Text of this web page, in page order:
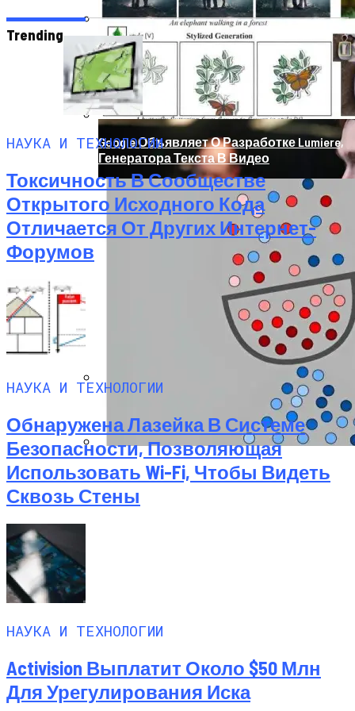
Продолжение Сериала «Счастливы
Вместе»: Когда Выйдет, Кто Из Актёров
Будет Играть, Как Сложилась Судьба
Артистов
Как Состояние Сына Михаила
Ефремова, Который Выпал Из Окна
Google Объявляет О Разработке Lumiere,
Генератора Текста В Видео
Ученые-Компьютерщики Изобрели
Простой Метод Ускорения Очистки
Кэша
Trending
НАУКА И ТЕХНОЛОГИИ
Токсичность В Сообществе
Открытого Исходного Кода
Отличается От Других Интернет-
Форумов
НАУКА И ТЕХНОЛОГИИ
Обнаружена Лазейка В Системе
Безопасности, Позволяющая
Использовать Wi-Fi, Чтобы Видеть
Сквозь Стены
НАУКА И ТЕХНОЛОГИИ
Activision Выплатит Около $50 Млн
Для Урегулирования Иска